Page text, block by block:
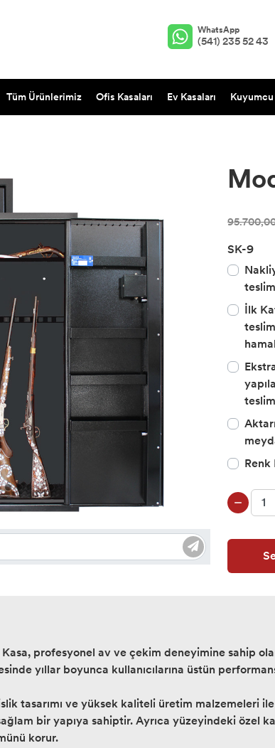
WhatsApp
(541) 235 52 43
Tüm Ürünlerimiz Ofis Kasaları Ev Kasaları Kuyumcu
SK-9
İlk
profesyonel av ve çekim deneyimine sahip
yıllar boyunca kullanıcılarına üstün
tasarımı ve yüksek kaliteli üretim malzemeleri
bir yapıya sahiptir. Ayrıca yüzeyindeki özel
korur.